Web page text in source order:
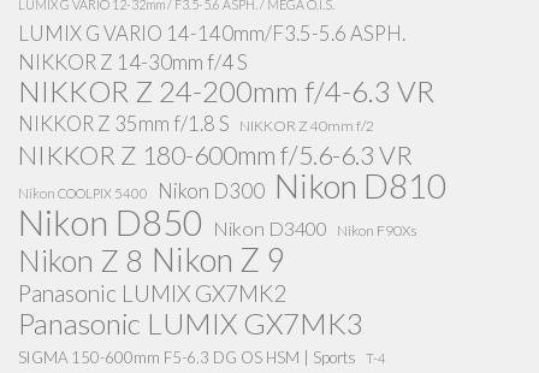
LUMIX G VARIO 12-32mm / F3.5-5.6 ASPH. / MEGA O.I.S.
LUMIX G VARIO 14-140mm/F3.5-5.6 ASPH.
NIKKOR Z 14-30mm f/4 S
NIKKOR Z 24-200mm f/4-6.3 VR
NIKKOR Z 35mm f/1.8 S NIKKOR Z 40mm f/2
NIKKOR Z 180-600mm f/5.6-6.3 VR
Nikon COOLPIX 5400 Nikon D300 Nikon D810
Nikon D850 Nikon D3400 Nikon F90Xs
Nikon Z 8 Nikon Z 9
Panasonic LUMIX GX7MK2
Panasonic LUMIX GX7MK3
SIGMA 150-600mm F5-6.3 DG OS HSM | Sports T-4